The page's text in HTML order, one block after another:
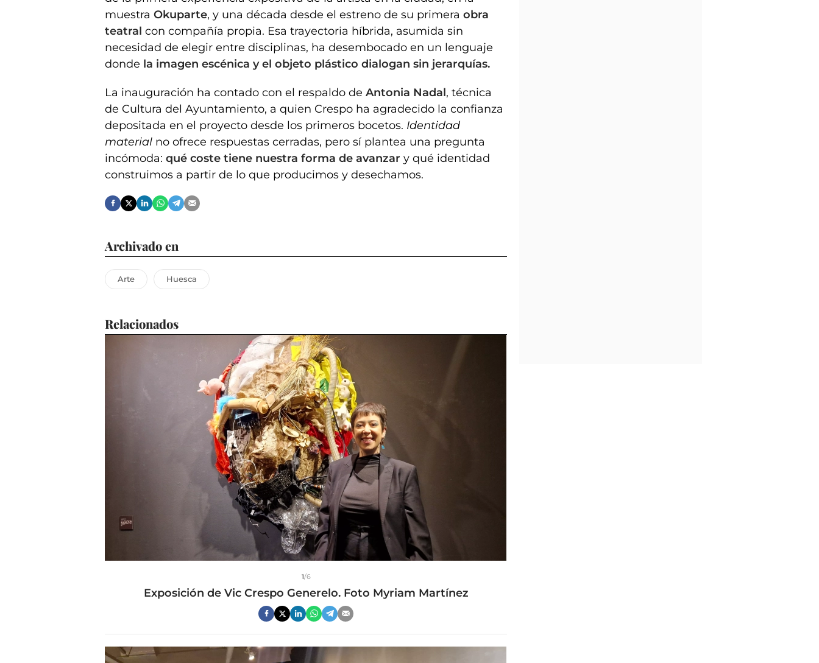
muestra Okuparte, y una década desde el estreno de su primera obra
teatral con compañía propia. Esa trayectoria híbrida, asumida sin
necesidad de elegir entre disciplinas, ha desembocado en un lenguaje
donde la imagen escénica y el objeto plástico dialogan sin jerarquías.
La inauguración ha contado con el respaldo de Antonia Nadal, técnica
de Cultura del Ayuntamiento, a quien Crespo ha agradecido la confianza
depositada en el proyecto desde los primeros bocetos. Identidad
material no ofrece respuestas cerradas, pero sí plantea una pregunta
incómoda: qué coste tiene nuestra forma de avanzar y qué identidad
construimos a partir de lo que producimos y desechamos.
Archivado en
Arte Huesca
Relacionados
1/6
Exposición de Vic Crespo Generelo. Foto Myriam Martínez